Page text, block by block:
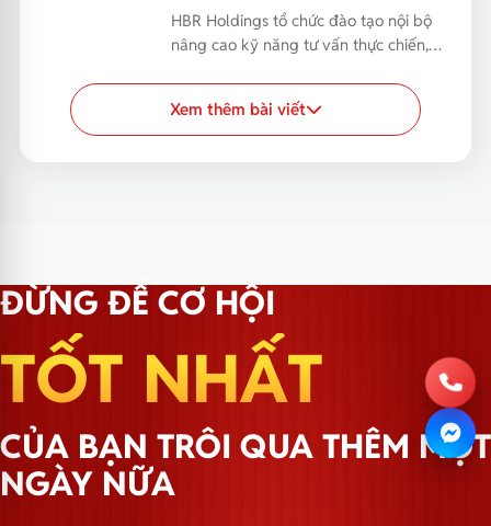
HBR Holdings tổ chức đào tạo nội bộ
nâng cao kỹ năng tư vấn thực chiến,
Xem thêm bài viết
ĐỪNG ĐỂ CƠ HỘI
TỐT NHẤT
CỦA BẠN TRÔI QUA THÊM MỘT
NGÀY NỮA